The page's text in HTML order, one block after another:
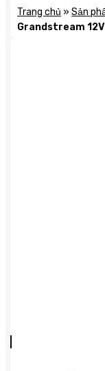
Trang chủ » Sản
Grandstream